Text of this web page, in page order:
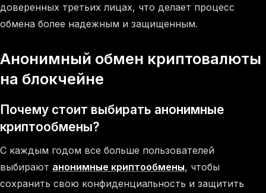
доверенных третьих лицах, что делает процесс
обмена более надежным и защищенным.
Анонимный обмен криптовалюты
на блокчейне
Почему стоит выбирать анонимные
криптообмены?
С каждым годом все больше пользователей
выбирают анонимные криптообмены, чтобы
сохранить свою конфиденциальность и защитить